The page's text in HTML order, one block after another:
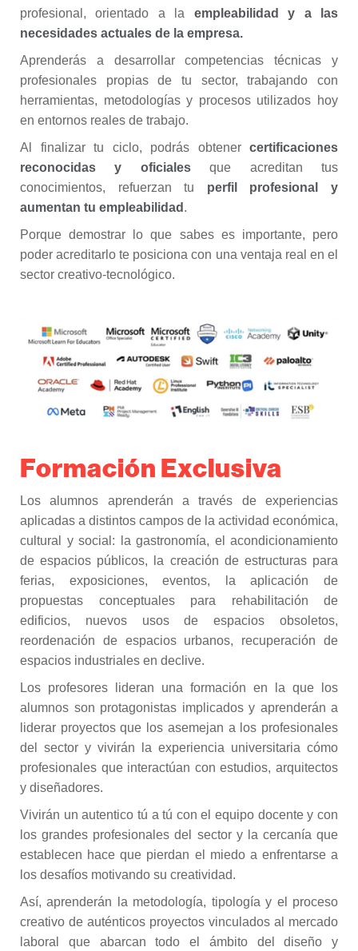
profesional, orientado a la empleabilidad y a las
necesidades actuales de la empresa.
Aprenderás a desarrollar competencias técnicas y
profesionales propias de tu sector, trabajando con
herramientas, metodologías y procesos utilizados hoy
en entornos reales de trabajo.
Al finalizar tu ciclo, podrás obtener certificaciones
reconocidas y oficialesque acreditan tus
conocimientos, refuerzan tu perfil profesional y
aumentan tu empleabilidad .
Porque demostrar lo que sabes es importante, pero
poder acreditarlo te posiciona con una ventaja real en el
sector creativo-tecnológico.
Formación Exclusiva
Los alumnos aprenderán a través de experiencias
aplicadas a distintos campos de la actividad económica,
cultural y social: la gastronomía, el acondicionamiento
de espacios públicos, la creación de estructuras para
ferias, exposiciones, eventos, la aplicación de
propuestas conceptuales para rehabilitación de
edificios, nuevos usos de espacios obsoletos,
reordenación de espacios urbanos, recuperación de
espacios industriales en declive.
Los profesores lideran una formación en la que los
alumnos son protagonistas implicados y aprenderán a
liderar proyectos que los asemejan a los profesionales
del sector y vivirán la experiencia universitaria cómo
profesionales que interactúan con estudios, arquitectos
y diseñadores.
Vivirán un autentico tú a tú con el equipo docente y con
los grandes profesionales del sector y la cercanía que
establecen hace que pierdan el miedo a enfrentarse a
los desafíos motivando su creatividad.
Así, aprenderán la metodología, tipología y el proceso
creativo de auténticos proyectos vinculados al mercado
laboral que abarcan todo el ámbito del diseño y